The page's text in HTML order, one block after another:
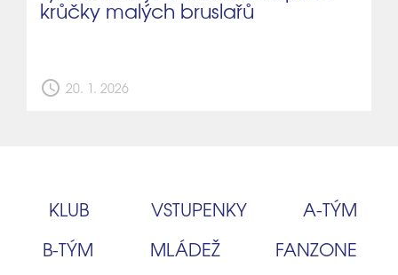
krůčky malých bruslařů
schedule 20. 1. 2026
KLUB VSTUPENKY
A‑TÝM
B‑TÝM
MLÁDEŽ
FANZONE